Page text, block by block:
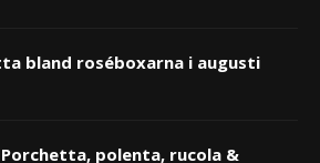
bland roséboxarna i augusti
Porchetta, polenta, rucola &